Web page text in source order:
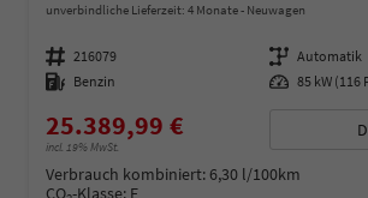
unverbindliche Lieferzeit: 4 Monate Neuwagen
Fahrzeugnummer 216079 Getriebe Automatik
Kraftstoff Benzin Leistung 85 kW (116
25.389,99 €
incl. 19% MwSt.
Verbrauch kombiniert:6,30 l/100km